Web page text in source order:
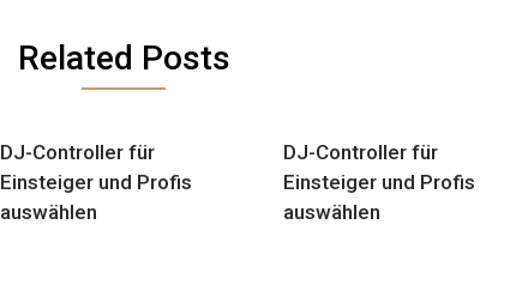
Related Posts
DJ-Controller für
Einsteiger und Profis
auswählen
DJ-Controller für
Einsteiger und Profis
auswählen